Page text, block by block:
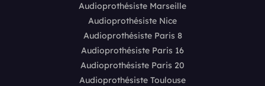
Audioprothésiste Marseille
Audioprothésiste Nice
Audioprothésiste Paris 8
Audioprothésiste Paris 16
Audioprothésiste Paris 20
Audioprothésiste Toulouse